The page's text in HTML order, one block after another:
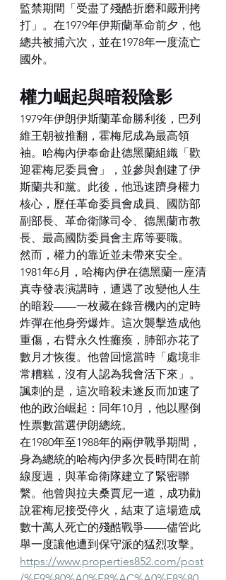
監禁期間「受盡了殘酷折磨和嚴刑拷
打」。在1979年伊斯蘭革命前夕，他
總共被捕六次，並在1978年一度流亡
國外。
權力崛起與暗殺陰影
1979年伊朗伊斯蘭革命勝利後，巴列
維王朝被推翻，霍梅尼成為最高領
袖。哈梅內伊奉命赴德黑蘭組織「歡
迎霍梅尼委員會」，並參與創建了伊
斯蘭共和黨。此後，他迅速躋身權力
核心，歷任革命委員會成員、國防部
副部長、革命衛隊司令、德黑蘭市教
長、最高國防委員會主席等要職。
然而，權力的靠近並未帶來安全。
1981年6月，哈梅內伊在德黑蘭一座清
真寺發表演講時，遭遇了改變他人生
的暗殺——一枚藏在錄音機內的定時
炸彈在他身旁爆炸。這次襲擊造成他
重傷，右臂永久性癱瘓，肺部亦花了
數月才恢復。他曾回憶當時「處境非
常糟糕，沒有人認為我會活下來」。
諷刺的是，這次暗殺未遂反而加速了
他的政治崛起：同年10月，他以壓倒
性票數當選伊朗總統。
在1980年至1988年的兩伊戰爭期間，
身為總統的哈梅內伊多次長時間在前
線度過，與革命衛隊建立了緊密聯
繫。他曾與拉夫桑賈尼一道，成功勸
說霍梅尼接受停火，結束了這場造成
數十萬人死亡的殘酷戰爭——儘管此
舉一度讓他遭到保守派的猛烈攻擊。
https://www.properties852.com/post